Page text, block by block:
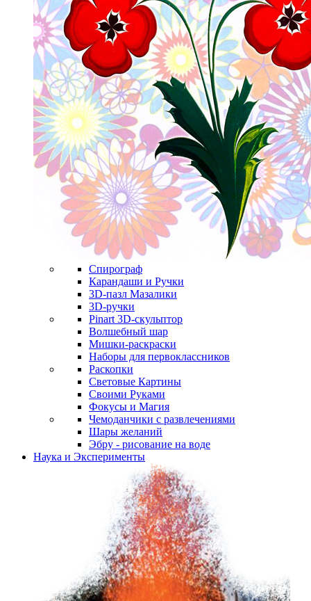
Спирограф
Карандаши и Ручки
3D-пазл Мазалики
3D-ручки
Pinart 3D-скульптор
Волшебный шар
Мишки-раскраски
Наборы для первоклассников
Раскопки
Световые Картины
Своими Руками
Фокусы и Магия
Чемоданчики с развлечениями
Шары желаний
Эбру - рисование на воде
Наука и Эксперименты